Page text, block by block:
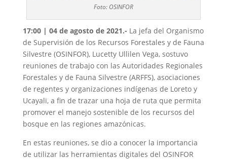
Foto: OSINFOR
17:00 | 04 de agosto de 2021.- La jefa del Organismo
de Supervisión de los Recursos Forestales y de Fauna
Silvestre (OSINFOR), Lucetty Ullilen Vega, sostuvo
reuniones de trabajo con las Autoridades Regionales
Forestales y de Fauna Silvestre (ARFFS), asociaciones
de regentes y organizaciones indígenas de Loreto y
Ucayali, a fin de trazar una hoja de ruta que permita
promover el manejo sostenible de los recursos del
bosque en las regiones amazónicas.
En estas reuniones, se dio a conocer la importancia
de utilizar las herramientas digitales del OSINFOR